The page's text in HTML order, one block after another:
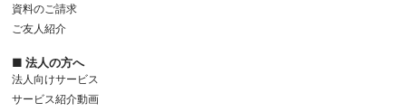
資料のご請求
ご友人紹介
■ 法人の方へ
法人向けサービス
サービス紹介動画